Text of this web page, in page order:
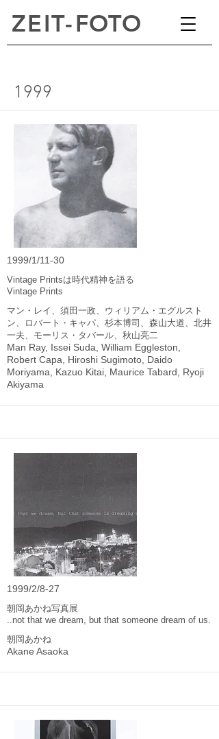
ZEIT-FOTO
1999
1999/1/11-30
Vintage Printsは時代精神を語る
Vintage Prints
マン・レイ、須田一政、ウィリアム・エグルスト
ン、ロバート・キャパ、杉本博司、森山大道、北井
一夫、モーリス・タバール、秋山亮二
Man Ray, Issei Suda, William Eggleston,
Robert Capa, Hiroshi Sugimoto, Daido
Moriyama, Kazuo Kitai, Maurice Tabard, Ryoji
Akiyama
1999/2/8-27
朝岡あかね写真展
..not that we dream, but that someone dream of us.
朝岡あかね
Akane Asaoka